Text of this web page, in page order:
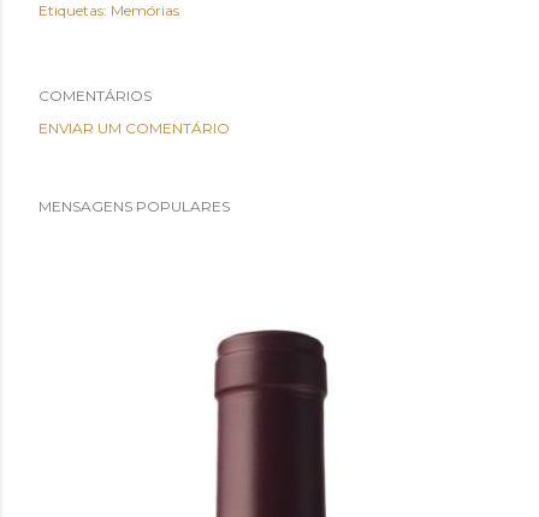
Etiquetas: Memórias
COMENTÁRIOS
ENVIAR UM COMENTÁRIO
MENSAGENS POPULARES